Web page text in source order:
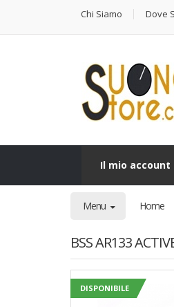
Chi Siamo Dove
Il mio account
Menu Home
BSS AR133
DISPONIBILE